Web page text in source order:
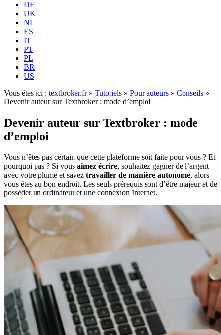
DE
UK
NL
ES
IT
PT
PL
BR
US
Vous êtes ici : textbroker.fr» Tutoriels » Pour auteurs » Conseils »
Devenir auteur sur Textbroker : mode d’emploi
Devenir auteur sur Textbroker : mode
d’emploi
Vous n’êtes pas certain que cette plateforme soit faite pour vous ? Et
pourquoi pas ? Si vous aimez écrire, souhaitez gagner de l’argent
avec votre plume et savez travailler de manière autonome, alors
vous êtes au bon endroit. Les seuls prérequis sont d’être majeur et de
posséder un ordinateur et une connexion Internet.